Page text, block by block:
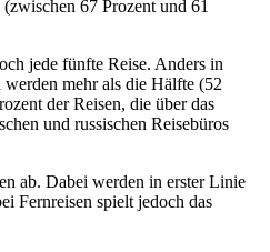
67 Prozent und 61
jede fünfte Reise. Anders in
mehr als die Hälfte (52
der Reisen, die über das
und russischen Reisebüros
ab. Dabei werden in erster Linie
Fernreisen spielt jedoch das